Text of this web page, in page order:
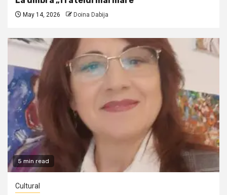
May 14, 2026 Doina Dabija
5 min read
Cultural